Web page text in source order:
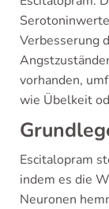
Verbesserung
vorhanden,
wie Übelkeit
Escitalopram
indem es die
Neuronen